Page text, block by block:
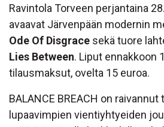
Ravintola Torveen perjantaina
avaavat Järvenpään modernin
Ode Of Disgrace sekä tuore
Lies Between. Liput ennakkoon
tilausmaksut, ovelta 15 euroa.
BALANCE BREACH on
lupaavimpien vientiyhtyeiden